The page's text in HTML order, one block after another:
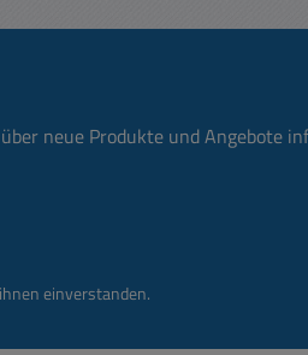
neue Produkte und Angebote
einverstanden.